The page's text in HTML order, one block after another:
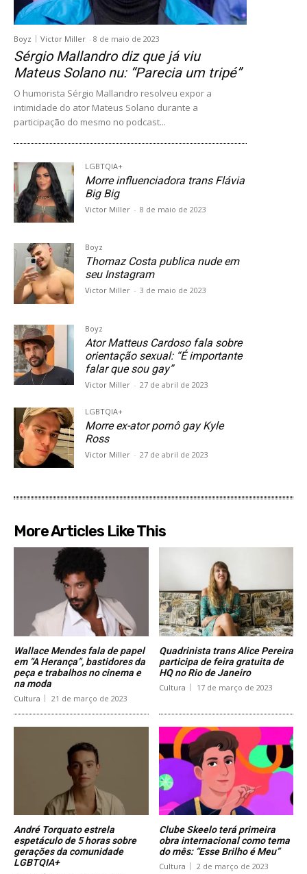
Boyz Victor Miller - 8 de maio de 2023
Sérgio Mallandro diz que já viu
Mateus Solano nu: “Parecia um tripé”
O humorista Sérgio Mallandro resolveu expor a
intimidade do ator Mateus Solano durante a
participação do mesmo no podcast...
LGBTQIA+
Morre influenciadora trans Flávia
Big Big
Victor Miller - 8 de maio de 2023
Boyz
Thomaz Costa publica nude em
seu Instagram
Victor Miller - 3 de maio de 2023
Boyz
Ator Matteus Cardoso fala sobre
orientação sexual: “É importante
falar que sou gay”
Victor Miller - 27 de abril de 2023
LGBTQIA+
Morre ex-ator pornô gay Kyle
Ross
Victor Miller - 27 de abril de 2023
More Articles Like This
Wallace Mendes fala de papel
em “A Herança”, bastidores da
peça e trabalhos no cinema e
na moda
Cultura 21 de março de 2023
Quadrinista trans Alice Pereira
participa de feira gratuita de
HQ no Rio de Janeiro
Cultura 17 de março de 2023
André Torquato estrela
espetáculo de 5 horas sobre
gerações da comunidade
LGBTQIA+
Clube Skeelo terá primeira
obra internacional como tema
do mês: “Esse Brilho é Meu”
Cultura 2 de março de 2023